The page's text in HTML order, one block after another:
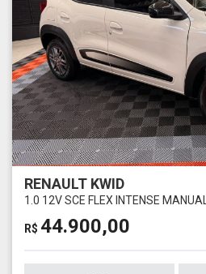
RENAULT KWID
1.0 12V SCE FLEX INTENSE MANUAL
R$ 44.900,00